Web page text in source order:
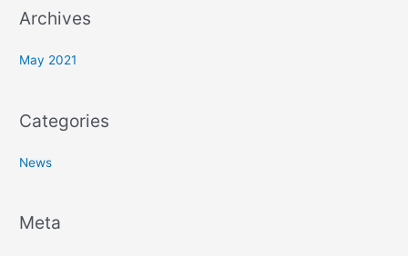
Archives
May 2021
Categories
News
Meta